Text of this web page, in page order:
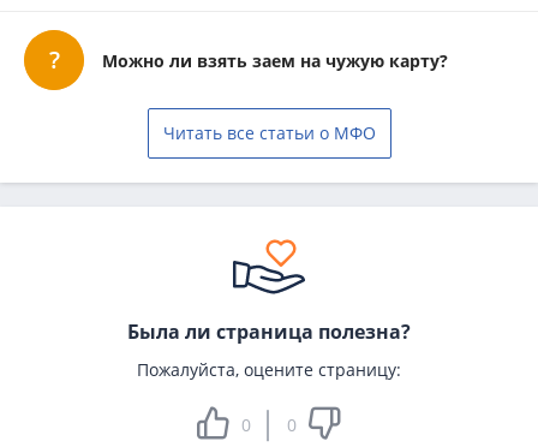
Можно ли взять заем на чужую карту?
Читать все статьи о МФО
Была ли страница полезна?
Пожалуйста, оцените страницу:
0 0